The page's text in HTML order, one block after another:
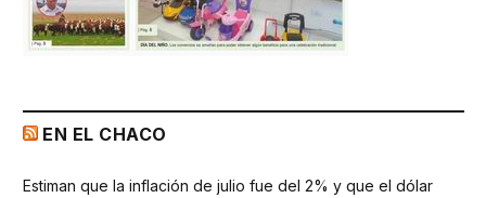
EN EL CHACO
Estiman que la inflación de julio fue del 2% y que el dólar